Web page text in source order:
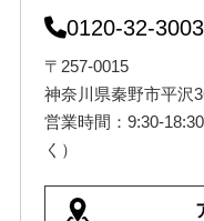
0120-32-3003
〒257-0015
神奈川県秦野市平沢
営業時間：9:30-
く）